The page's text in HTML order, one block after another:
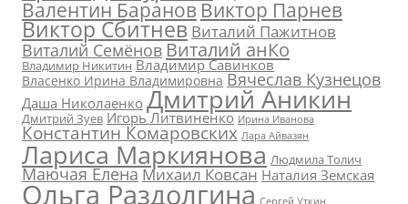
Валентин БарановВиктор Парнев
Виктор Сбитнев Виталий Пажитнов
Виталий СемёновВиталий анКо
Владимир Никитин Владимир Савинков
Власенко Ирина Владимировна Вячеслав Кузнецов
Даша Николаенко Дмитрий Аникин
Дмитрий Зуев Игорь Литвиненко Ирина Иванова
Константин Комаровских Лара Айвазян
Лариса Маркиянова Людмила Толич
Маючая ЕленаМихаил Ковсан Наталия Земская
Ольга Раздолгина Сергей Уткин